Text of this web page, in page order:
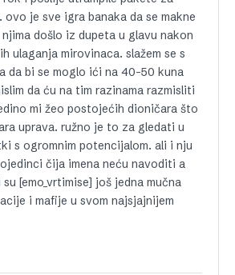
je sve igra banaka da se makne
došlo iz dupeta u glavu nakon
ulaganja mirovinaca. slažem se s
da bi se moglo ići na 40-50 kuna
da ću na tim razinama razmisliti
mi žeo postojećih dioničara što
uprava. ružno je to za gledati u
s ogromnim potencijalom. ali i nju
čija imena neću navoditi a
[emo_vrtimise] još jedna mučna
i mafije u svom najsjajnijem